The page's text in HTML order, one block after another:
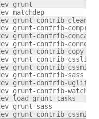
grunt
matchdep
grunt-contrib-clean
grunt-contrib-compress
grunt-contrib-concat
grunt-contrib-connect
grunt-contrib-copy
grunt-contrib-csslint
grunt-contrib-cssmin
grunt-contrib-sass
grunt-contrib-uglify
grunt-contrib-watch
load-grunt-tasks
grunt-sass
grunt-contrib-cssmin